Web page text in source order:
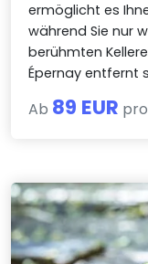
ermöglicht es
während Sie nur
berühmten
Épernay entfernt
Ab 89 EUR